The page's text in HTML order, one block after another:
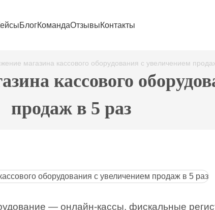
БлогКомандаОтзывыКонтакты
магазина кассового оборудования с увеличением
кассового
продаж в 5 раз
— онлайн-кассы, фискальные